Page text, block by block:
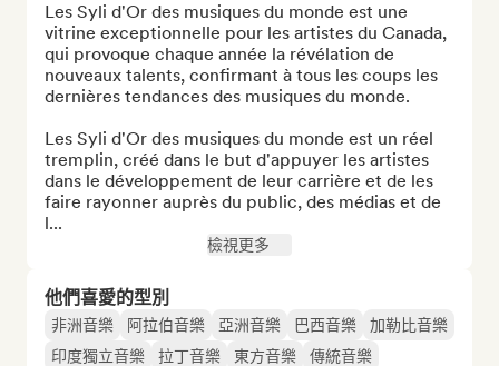
Les Syli d'Or des musiques du monde est une
vitrine exceptionnelle pour les artistes du Canada,
qui provoque chaque année la révélation de
nouveaux talents, confirmant à tous les coups les
dernières tendances des musiques du monde.
Les Syli d'Or des musiques du monde est un réel
tremplin, créé dans le but d'appuyer les artistes
dans le développement de leur carrière et de les
faire rayonner auprès du public, des médias et de
l...
檢視更多
他們喜愛的型別
非洲音樂 阿拉伯音樂 亞洲音樂 巴西音樂
加勒比音樂
印度獨立音樂
拉丁音樂 東方音樂 傳統音樂